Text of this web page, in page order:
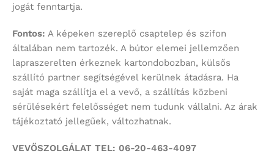
jogát fenntartja.
Fontos: A képeken szereplő csaptelep és szifon
általában nem tartozék. A bútor elemei jellemzően
lapraszerelten érkeznek kartondobozban, külsős
szállító partner segítségével kerülnek átadásra. Ha
saját maga szállítja el a vevő, a szállítás közbeni
sérülésekért felelősséget nem tudunk vállalni. Az árak
tájékoztató jellegűek, változhatnak.
VEVŐSZOLGÁLAT TEL: 06-20-463-4097